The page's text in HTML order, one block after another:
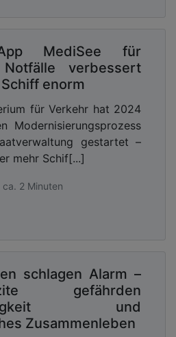
MediSee für
verbessert
enorm
für Verkehr hat 2024
Modernisierungsprozess
gestartet –
mehr Schif[...]
2 Minuten
schlagen Alarm –
gefährden
und
Zusammenleben